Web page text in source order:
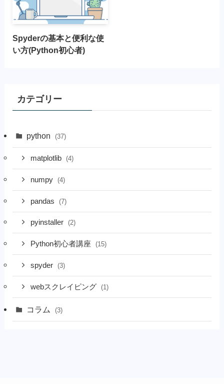
Spyderの基本と便利な使
い方(Python初心者)
カテゴリー
python (37)
matplotlib (4)
numpy (4)
pandas (7)
pyinstaller (2)
Python初心者講座 (15)
spyder (3)
webスクレイピング (1)
コラム (3)